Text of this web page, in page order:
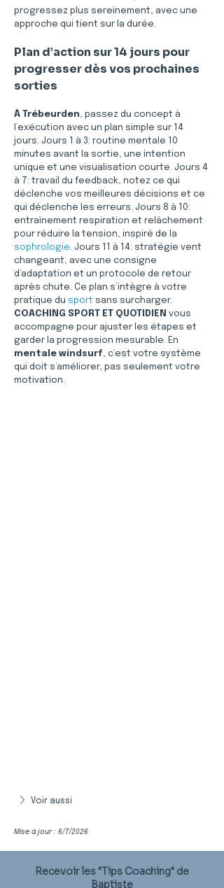
progressez plus sereinement, avec une
approche qui tient sur la durée.
Plan d’action sur 14 jours pour
progresser dès vos prochaines
sorties
À Trébeurden, passez du concept à
l’exécution avec un plan simple sur 14
jours. Jours 1 à 3: routine mentale 10
minutes avant la sortie, une intention
unique et une visualisation courte. Jours 4
à 7: travail du feedback, notez ce qui
déclenche vos meilleures décisions et ce
qui déclenche les erreurs. Jours 8 à 10:
entraînement respiration et relâchement
pour réduire la tension, inspiré de la
sophrologie. Jours 11 à 14: stratégie vent
changeant, avec une consigne
d’adaptation et un protocole de retour
après chute. Ce plan s’intègre à votre
pratique du sport sans surcharger.
COACHING SPORT ET QUOTIDIEN vous
accompagne pour ajuster les étapes et
garder la progression mesurable. En
mentale windsurf, c’est votre système
qui doit s’améliorer, pas seulement votre
motivation.
Voir aussi
Mise à jour : 6/7/2026
Recevoir les "Tips Coaching" de
Baptiste